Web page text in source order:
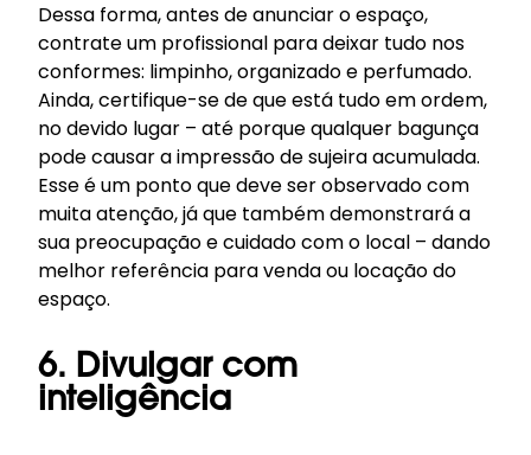
Dessa forma, antes de anunciar o espaço,
contrate um profissional para deixar tudo nos
conformes: limpinho, organizado e perfumado.
Ainda, certifique-se de que está tudo em ordem,
no devido lugar – até porque qualquer bagunça
pode causar a impressão de sujeira acumulada.
Esse é um ponto que deve ser observado com
muita atenção, já que também demonstrará a
sua preocupação e cuidado com o local – dando
melhor referência para venda ou locação do
espaço.
6. Divulgar com
inteligência